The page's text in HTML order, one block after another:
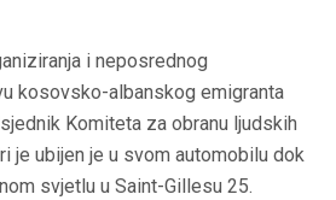
i neposrednog
kosovsko-albanskog emigranta
Komiteta za obranu ljudskih
je ubijen je u svom automobilu dok
svjetlu u Saint-Gillesu 25.